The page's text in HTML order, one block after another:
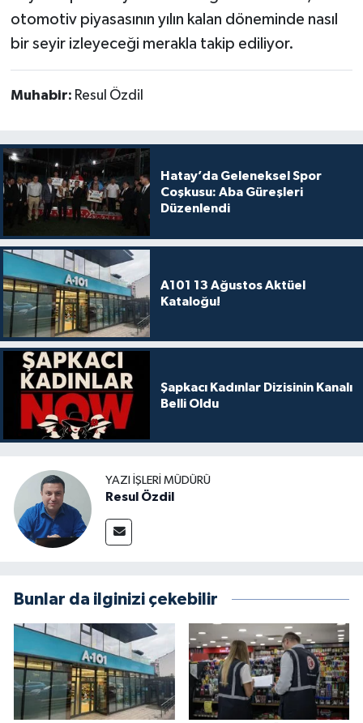
otomotiv piyasasının yılın kalan döneminde nasıl
bir seyir izleyeceği merakla takip ediliyor.
Muhabir: Resul Özdil
Hatay’da Geleneksel Spor
Coşkusu: Aba Güreşleri
Düzenlendi
A101 13 Ağustos Aktüel
Kataloğu!
Şapkacı Kadınlar Dizisinin Kanalı
Belli Oldu
YAZI İŞLERI MÜDÜRÜ
Resul Özdil
Bunlar da ilginizi çekebilir